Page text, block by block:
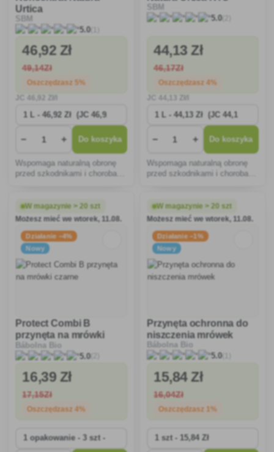
Urtica
SBM
5.0(1)
46,92 Zł
49,14Zł
Oszczędzasz 5%
,92 Zł/l
− + Do koszyka
Wspomaga naturalną obronę
przed szkodnikami i chorobami
SBM
5.0(2)
44,13 Zł
46,17Zł
Oszczędzasz 4%
− + Do koszyka
Wspomaga naturalną obronę
przed szkodnikami i chorobami
natychmiastowego użycia bez
potrzeby rozcieńczania.
W magazynie > 20 szt
Możesz mieć we wtorek, 11.08.
Działanie −4%
Nowy
Protect Combi B
przynęta na mrówki
czarne
Bábolna Bio
5.0(2)
16,39 Zł
17,15Zł
Oszczędzasz 4%
W magazynie > 20 szt
Możesz mieć we wtorek, 11.08.
Działanie −1%
Nowy
Przynęta ochronna do
niszczenia mrówek
Bábolna Bio
5.0(1)
15,84 Zł
16,04Zł
Oszczędzasz 1%